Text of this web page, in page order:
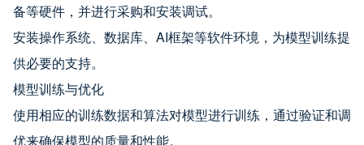
备等硬件，并进行采购和安装调试。
安装操作系统、数据库、AI框架等软件环境，为模型训练提
供必要的支持。
模型训练与优化
使用相应的训练数据和算法对模型进行训练，通过验证和调
优来确保模型的质量和性能。